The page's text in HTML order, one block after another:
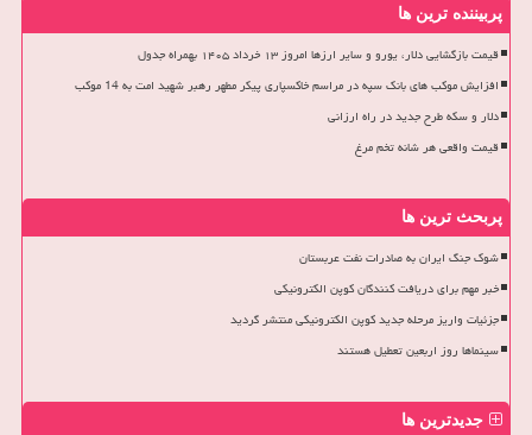
پربیننده ترین ها
قیمت بازگشایی دلار، یورو و سایر ارزها امروز ۱۳ خرداد ۱۴۰۵ بهمراه جدول
افزایش موکب های بانک سپه در مراسم خاکسپاری پیکر مطهر رهبر شهید امت به 14 موکب
دلار و سکه طرح جدید در راه ارزانی
قیمت واقعی هر شانه تخم مرغ
پربحث ترین ها
شوک جنگ ایران به صادرات نفت عربستان
خبر مهم برای دریافت کنندگان کوپن الکترونیکی
جزئیات واریز مرحله جدید کوپن الکترونیکی منتشر گردید
سینماها روز اربعین تعطیل هستند
جدیدترین ها